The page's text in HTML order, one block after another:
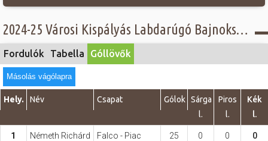
Sport
Szabadidő
Hasznos
2024-25 Városi Kispályás Labdarúgó Bajnokság - Góllövő lista - Senior csoport
Fordulók Tabella Góllövők
Másolás vágólapra
Hely. Név Csapat Gólok Sárga
l.
Piros
l.
Kék
l.
1 Németh Richárd
Falco - Piac
25 0 0 0